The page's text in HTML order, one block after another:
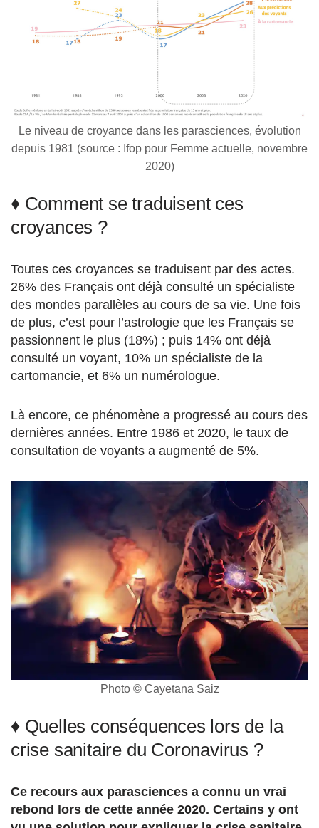
Le niveau de croyance dans les parasciences, évolution
depuis 1981 (source : Ifop pour Femme actuelle, novembre
2020)
♦ Comment se traduisent ces
croyances ?
Toutes ces croyances se traduisent par des actes.
26% des Français ont déjà consulté un spécialiste
des mondes parallèles au cours de sa vie. Une fois
de plus, c’est pour l’astrologie que les Français se
passionnent le plus (18%) ; puis 14% ont déjà
consulté un voyant, 10% un spécialiste de la
cartomancie, et 6% un numérologue.
Là encore, ce phénomène a progressé au cours des
dernières années. Entre 1986 et 2020, le taux de
consultation de voyants a augmenté de 5%.
Photo © Cayetana Saiz
♦ Quelles conséquences lors de la
crise sanitaire du Coronavirus ?
Ce recours aux parasciences a connu un vrai
rebond lors de cette année 2020. Certains y ont